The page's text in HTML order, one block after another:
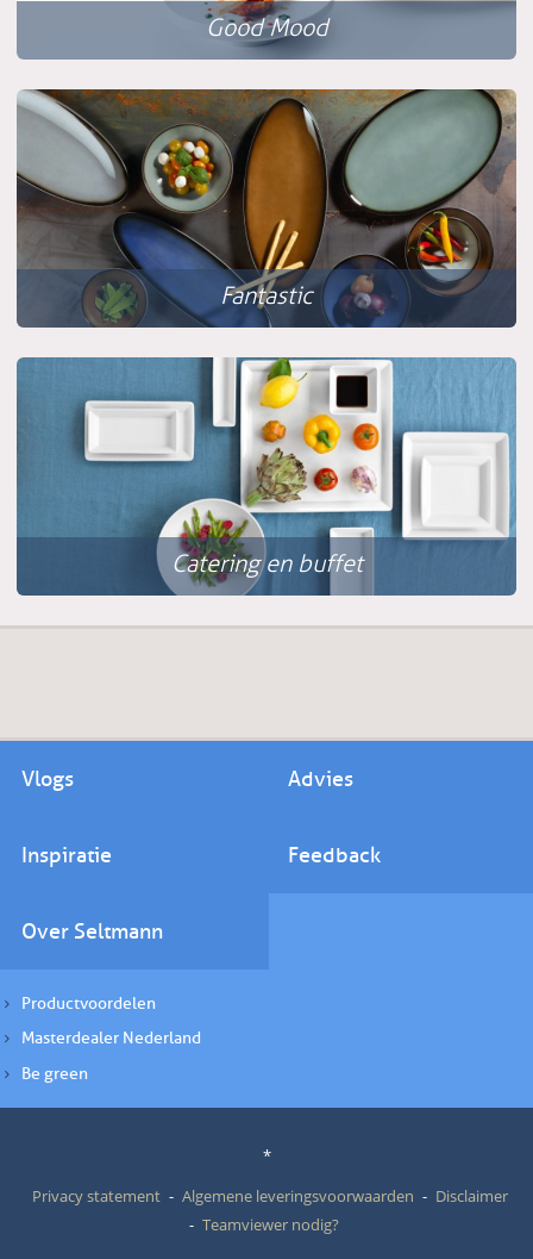
Good Mood
Fantastic
Catering en buffet
Vlogs Advies
Inspiratie Feedback
Over Seltmann
Productvoordelen
Masterdealer Nederland
Be green
*
Privacy statement
Algemene leveringsvoorwaarden
Disclaimer
Teamviewer nodig?